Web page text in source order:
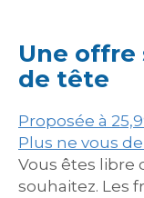
Une offre
de tête
Proposée à
Plus ne vous
Vous êtes libre
souhaitez. Les